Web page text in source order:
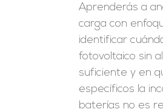
Aprenderás a
carga con
identificar
fotovoltaico sin
suficiente y en
específicos la
baterías no es